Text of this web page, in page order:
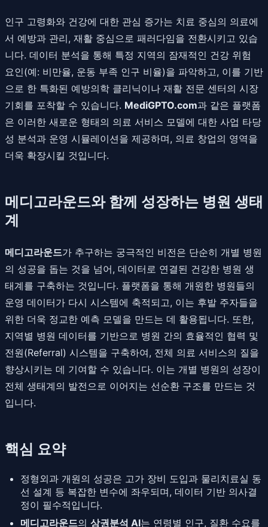
인구 고령화와 건강에 대한 관심 증가는 치료 중심의 의료에
서 예방과 관리, 재활 중심으로 패러다임을 전환시키고 있습
니다. 데이터 분석을 통해 특정 지역의 잠재적인 건강 위험
요인(예: 비만율, 운동 부족 인구 비율)을 파악하고, 이를 기반
으로 한 특화된 예방의학 클리닉이나 재활 전문 센터의 시장
기회를 포착할 수 있습니다. MediGPTO.com과 같은 플랫폼
은 이러한 새로운 형태의 의료 서비스 모델에 대한 사업 타당
성 분석과 운영 시뮬레이션을 제공하며, 의료 창업의 영역을
더욱 확장시킬 것입니다.
메디고라운드와 함께 성장하는 병원 생태
계
메디고라운드가 추구하는 궁극적인 비전은 단순히 개별 병원
의 성공을 돕는 것을 넘어, 데이터로 연결된 건강한 병원 생
태계를 구축하는 것입니다. 플랫폼을 통해 개원한 병원들의
운영 데이터가 다시 시스템에 축적되고, 이는 후발 주자들을
위한 더욱 정교한 예측 모델을 만드는 데 활용됩니다. 또한,
지역별 병원 데이터를 기반으로 병원 간의 효율적인 협력 및
전원(Referral) 시스템을 구축하여, 전체 의료 서비스의 질을
향상시키는 데 기여할 수 있습니다. 이는 개별 병원의 성장이
전체 생태계의 발전으로 이어지는 선순환 구조를 만드는 것
입니다.
핵심 요약
정형외과 개원의 성공은 고가 장비 도입과 물리치료실 동
선 설계 등 복잡한 변수에 좌우되며, 데이터 기반 의사결
정이 필수적입니다.
메디고라운드의 상권분석 AI는 연령별 인구, 질환 수요를